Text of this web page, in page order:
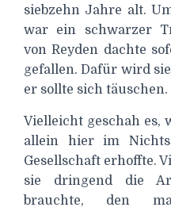
siebzehn Jahre alt.
war ein schwarzer
von Reyden dachte
gefallen. Dafür wird
er sollte sich täuschen.
Vielleicht geschah es,
allein hier im
Gesellschaft erhoffte.
sie dringend die
brauchte, den